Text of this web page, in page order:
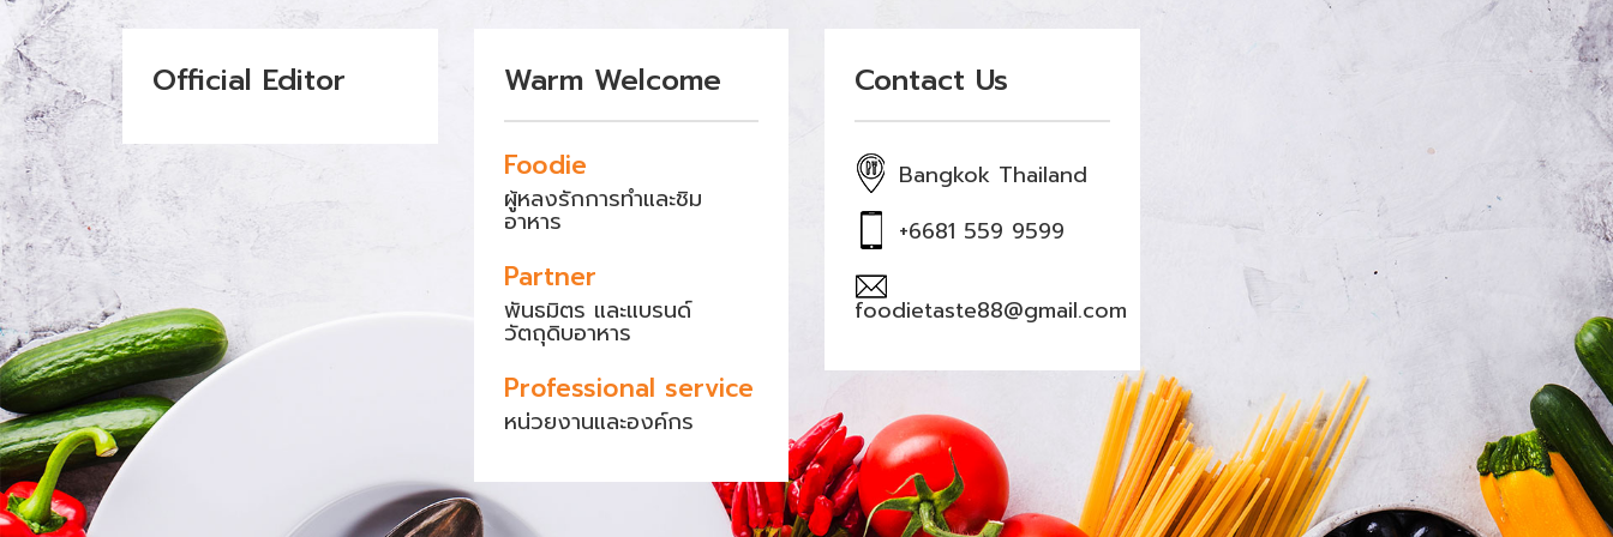
Official Editor Warm Welcome
Foodie
ผู้หลงรักการทำและชิม
อาหาร
Partner
พันธมิตร และแบรนด์
วัตถุดิบอาหาร
Professional service
หน่วยงานและองค์กร
Contact Us
Bangkok Thailand
+6681 559 9599
foodietaste88@gmail.com